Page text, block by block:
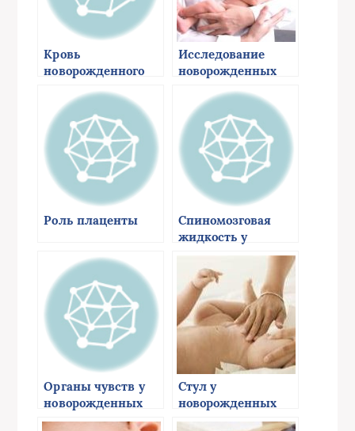
Кровь
новорожденного
Исследование
новорожденных
Роль плаценты
Спиномозговая
жидкость у
новорожденных
Органы чувств у
новорожденных
Стул у
новорожденных